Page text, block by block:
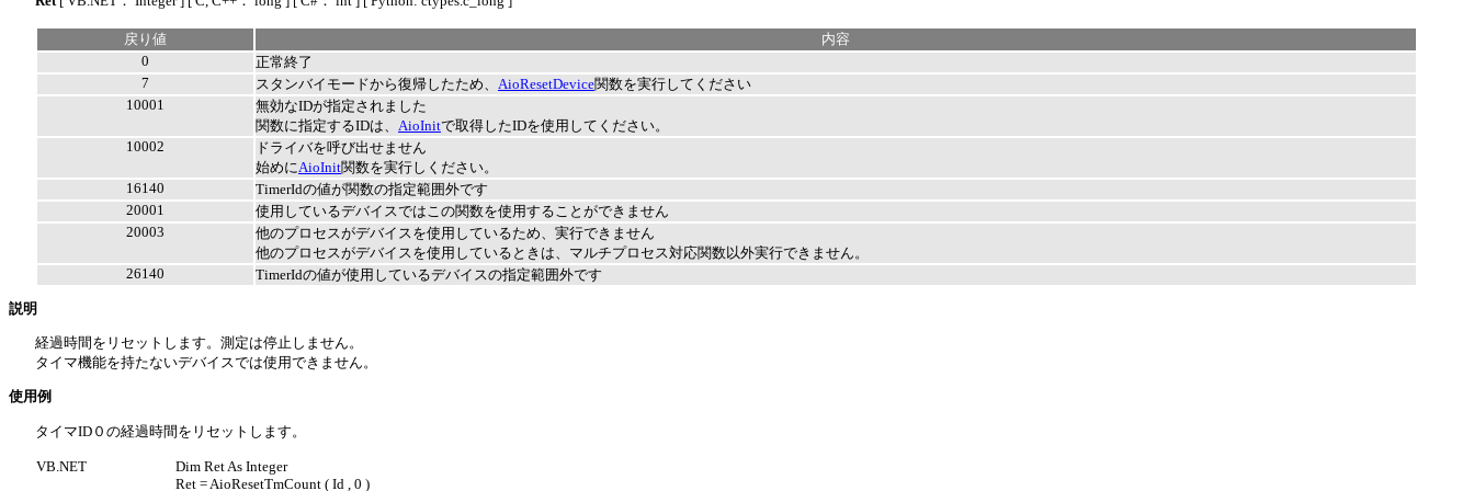
戻り値
内容
0
正常終了
7
スタンバイモードから復帰したため、 AioResetDevice関数を実行してください
10001
無効なIDが指定されました
関数に指定するIDは、 AioInitで取得したIDを使用してください。
10002
ドライバを呼び出せません
始めに AioInit関数を実行しください。
16140
TimerIdの値が関数の指定範囲外です
20001
使用しているデバイスではこの関数を使用することができません
20003
他のプロセスがデバイスを使用しているため、実行できません
他のプロセスがデバイスを使用しているときは、マルチプロセス対応関数以外実行できません。
26140
TimerIdの値が使用しているデバイスの指定範囲外です
説明
経過時間をリセットします。測定は停止しません。
タイマ機能を持たないデバイスでは使用できません。
使用例
タイマID０の経過時間をリセットします。
VB.NET
Dim Ret As Integer
Ret = AioResetTmCount ( Id , 0 )